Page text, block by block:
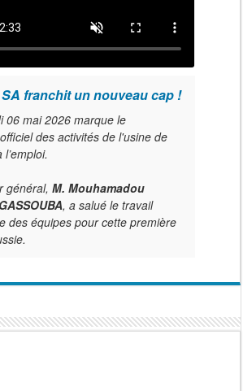
franchit un nouveau cap !
06 mai 2026 marque le
des activités de l'usine de
général, M. Mouhamadou
, a salué le travail
des équipes pour cette première